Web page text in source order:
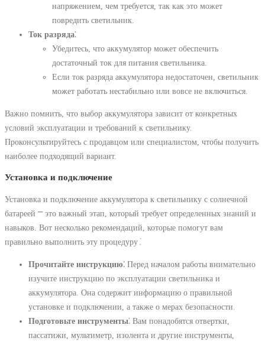
напряжением, чем требуется, так как это может
повредить светильник.
Ток разряда⁚
Убедитесь, что аккумулятор может обеспечить
достаточный ток для питания светильника.
Если ток разряда аккумулятора недостаточен, светильник
может работать нестабильно или вовсе не включиться.
Важно помнить, что выбор аккумулятора зависит от конкретных
условий эксплуатации и требований к светильнику.
Проконсультируйтесь с продавцом или специалистом, чтобы получить
наиболее подходящий вариант.
Установка и подключение
Установка и подключение аккумулятора к светильнику с солнечной
батареей ⎻ это важный этап, который требует определенных знаний и
навыков. Вот несколько рекомендаций, которые помогут вам
правильно выполнить эту процедуру⁚
Прочитайте инструкцию⁚ Перед началом работы внимательно
изучите инструкцию по эксплуатации светильника и
аккумулятора. Она содержит информацию о правильной
установке и подключении, а также о мерах безопасности.
Подготовьте инструменты⁚ Вам понадобятся отвертки,
пассатижи, мультиметр, изолента и другие инструменты,